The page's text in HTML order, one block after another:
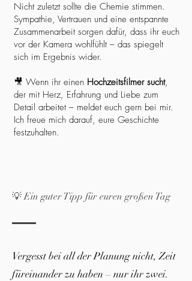
Nicht zuletzt sollte die Chemie stimmen.
Sympathie, Vertrauen und eine entspannte
Zusammenarbeit sorgen dafür, dass ihr euch
vor der Kamera wohlfühlt – das spiegelt
sich im Ergebnis wider.
🎥 Wenn ihr einen Hochzeitsfilmer sucht,
der mit Herz, Erfahrung und Liebe zum
Detail arbeitet – meldet euch gern bei mir.
Ich freue mich darauf, eure Geschichte
festzuhalten.
💡 Ein guter Tipp für euren großen Tag
Vergesst bei all der Planung nicht, Zeit
füreinander zu haben – nur ihr zwei.